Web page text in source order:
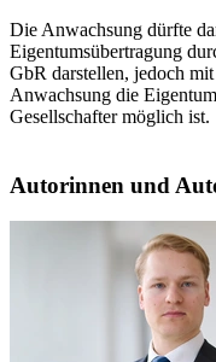
Die Anwachsung dürfte
Eigentumsübertragung
GbR darstellen, jedoch
Anwachsung die
Gesellschafter möglich ist.
Autorinnen und